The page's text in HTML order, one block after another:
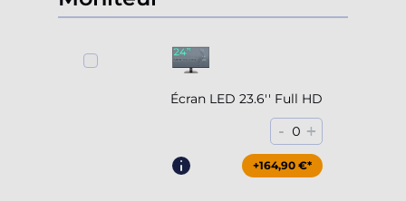
Écran LED 23.6'' Full HD
- 0 +
+164,90 €*